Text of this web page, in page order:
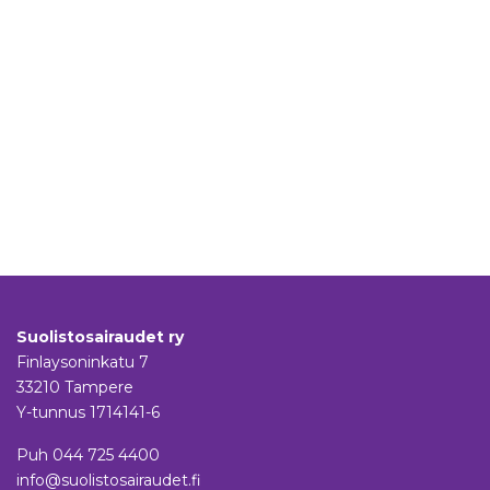
Suolistosairaudet ry
Finlaysoninkatu 7
33210 Tampere
Y-tunnus 1714141-6
Puh 044 725 4400
info@suolistosairaudet.fi